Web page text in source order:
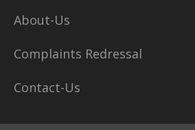
About-Us
Complaints Redressal
Contact-Us